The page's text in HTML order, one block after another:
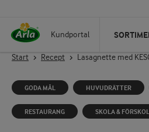
Kundportal
Start Recept Lasagnette med
GODA MÅL HUVUDRÄTTER
RESTAURANG SKOLA &